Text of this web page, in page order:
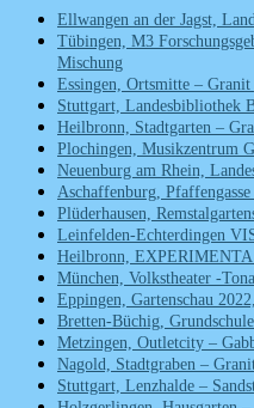
Ellwangen an der Jagst,
Tübingen, M3
Mischung
Essingen, Ortsmitte – Granit
Stuttgart, Landesbibliothek
Heilbronn, Stadtgarten –
Plochingen, Musikzentrum
Neuenburg am Rhein,
Aschaffenburg,
Plüderhausen,
Leinfelden-Echterdingen
Heilbronn, EXPERIMENTA
München, Volkstheater -
Eppingen, Gartenschau
Bretten-Büchig,
Metzingen, Outletcity –
Nagold, Stadtgraben –
Stuttgart, Lenzhalde –